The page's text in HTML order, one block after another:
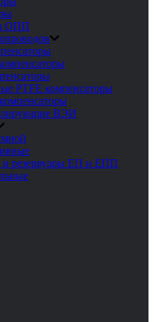
ОПП
PTFE компенсаторы
ВЭИ
и резервуары ЕП и ЕПП